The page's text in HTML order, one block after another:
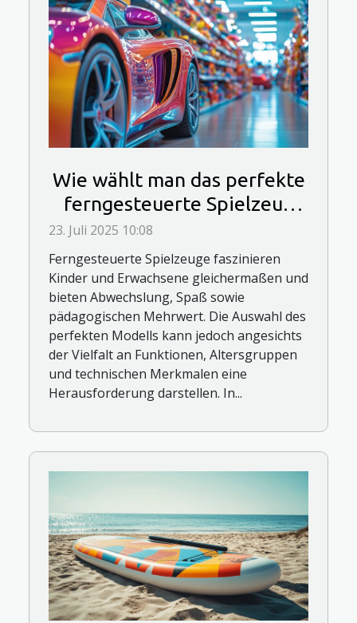
Wie wählt man das perfekte
ferngesteuerte Spielzeug
für jedes Alter?
23. Juli 2025 10:08
Ferngesteuerte Spielzeuge faszinieren
Kinder und Erwachsene gleichermaßen und
bieten Abwechslung, Spaß sowie
pädagogischen Mehrwert. Die Auswahl des
perfekten Modells kann jedoch angesichts
der Vielfalt an Funktionen, Altersgruppen
und technischen Merkmalen eine
Herausforderung darstellen. In...